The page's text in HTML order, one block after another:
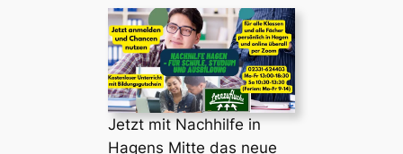
Jetzt mit Nachhilfe in
Hagens Mitte das neue